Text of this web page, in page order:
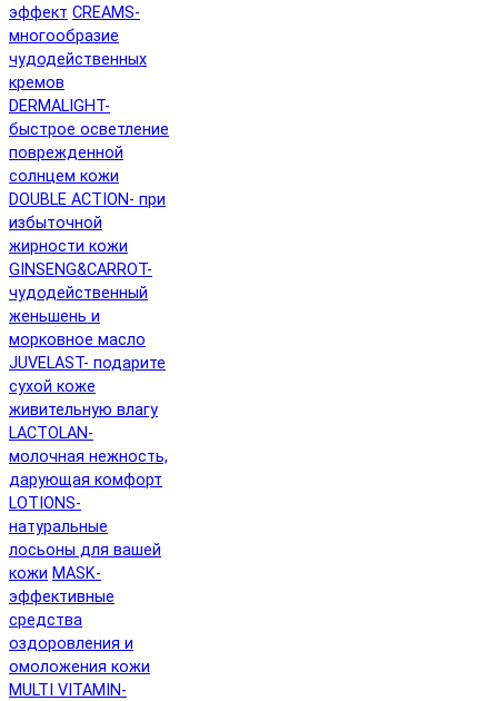
эффект CREAMS-
многообразие
чудодейственных
кремов
DERMALIGHT-
быстрое осветление
поврежденной
солнцем кожи
DOUBLE ACTION- при
избыточной
жирности кожи
GINSENG&CARROT-
чудодейственный
женьшень и
морковное масло
JUVELAST- подарите
сухой коже
живительную влагу
LACTOLAN-
молочная нежность,
дарующая комфорт
LOTIONS-
натуральные
лосьоны для вашей
кожи MASK-
эффективные
средства
оздоровления и
омоложения кожи
MULTI VITAMIN-